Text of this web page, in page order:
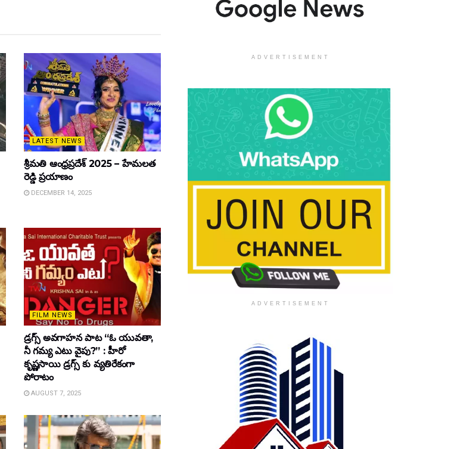
LATEST NEWS
శ్రీమతి ఆంధ్రప్రదేశ్ 2025 – హేమలత
రెడ్డి ప్రయాణం
DECEMBER 14, 2025
FILM NEWS
డ్రగ్స్ అవగాహన పాట “ఓ యువతా,
నీ గమ్య ఎటు వైపు?” : హీరో
కృష్ణసాయి డ్రగ్స్ కు వ్యతిరేకంగా
పోరాటం
AUGUST 7, 2025
ADVERTISEMENT
ADVERTISEMENT